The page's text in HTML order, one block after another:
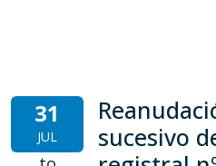
31
JUL
sucesivo